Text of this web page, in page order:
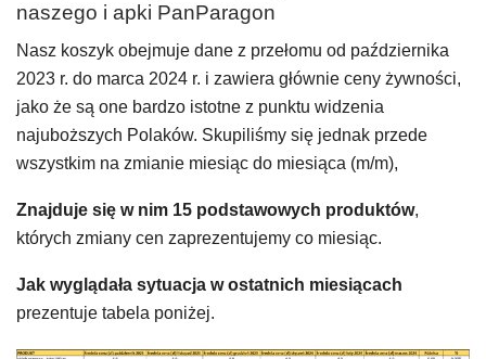
naszego i apki PanParagon
Nasz koszyk obejmuje dane z przełomu od października
2023 r. do marca 2024 r. i zawiera głównie ceny żywności,
jako że są one bardzo istotne z punktu widzenia
najuboższych Polaków. Skupiliśmy się jednak przede
wszystkim na zmianie miesiąc do miesiąca (m/m),
Znajduje się w nim 15 podstawowych produktów,
których zmiany cen zaprezentujemy co miesiąc.
Jak wyglądała sytuacja w ostatnich miesiącach
prezentuje tabela poniżej.